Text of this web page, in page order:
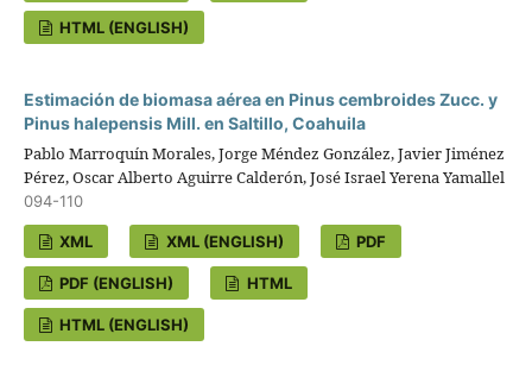
HTML (ENGLISH)
Estimación de biomasa aérea en Pinus cembroides Zucc. y
Pinus halepensis Mill. en Saltillo, Coahuila
Pablo Marroquín Morales, Jorge Méndez González, Javier Jiménez
Pérez, Oscar Alberto Aguirre Calderón, José Israel Yerena Yamallel
094-110
XML XML (ENGLISH) PDF
PDF (ENGLISH) HTML
HTML (ENGLISH)